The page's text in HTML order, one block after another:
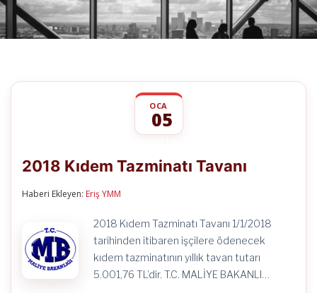
OCA
05
Tazminatı
2018 Kıdem Tazminatı Tavanı
Haberi Ekleyen: Eriş YMM
2018 Kıdem Tazminatı Tavanı 1/1/2018
tarihinden itibaren işçilere ödenecek
kıdem tazminatının yıllık tavan tutarı
5.001,76 TL’dir. T.C. MALİYE BAKANLI…